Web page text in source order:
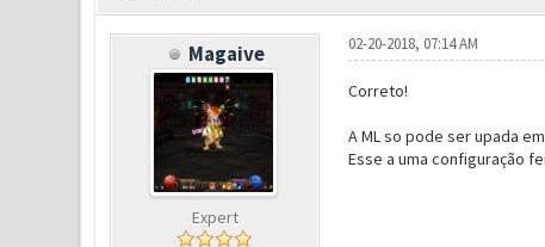
Magaive
Expert
02-20-2018, 07:14 AM
Correto!
A ML so pode ser upada
Esse a uma configuração